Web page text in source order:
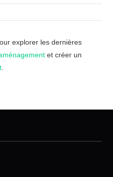
explorer les dernières
et créer un